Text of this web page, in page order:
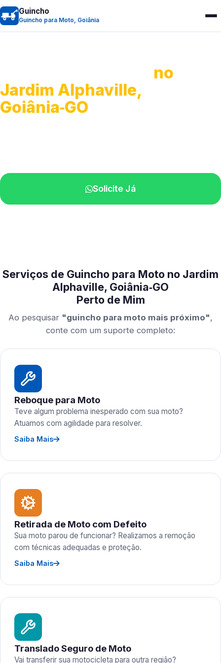
Guincho
Guincho para Moto, Goiânia
no
Jardim Alphaville,
Goiânia‑GO
Solicite Já
Serviços de Guincho para Moto no Jardim
Alphaville, Goiânia‑GO
Perto de Mim
Ao pesquisar "guincho para moto mais próximo",
conte com um suporte completo:
Reboque para Moto
Teve algum problema inesperado com sua moto?
Atuamos com agilidade para resolver.
Saiba Mais
Retirada de Moto com Defeito
Sua moto parou de funcionar? Realizamos a remoção
com técnicas adequadas e proteção.
Saiba Mais
Translado Seguro de Moto
Vai transferir sua motocicleta para outra região?